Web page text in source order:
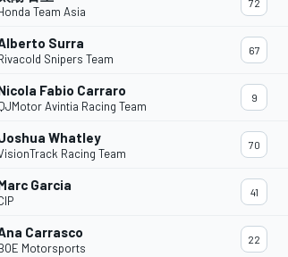
Team Asia
72
Surra
Snipers Team
67
Fabio Carraro
Avintia Racing Team
9
Whatley
Racing Team
70
Garcia 41
Carrasco
Motorsports
22